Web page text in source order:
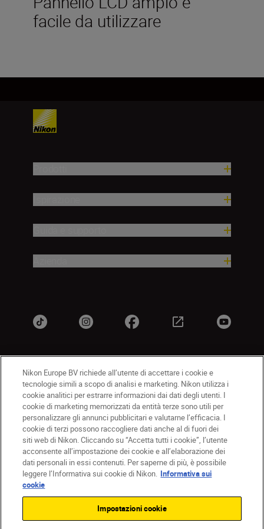
facile da utilizzare
IT Nikon Sites
Contattateci
Informativa sulla privacy
Termini di utilizzo
Informativa sui cookie
Impostazioni dei cookie
© 2026 Nikon
Back to top
Nikon Europe BV richiede all’utente di accettare i cookie e
tecnologie simili a scopo di analisi e marketing. Nikon utilizza i
cookie analitici per estrarre informazioni dai dati degli utenti. I
cookie di marketing memorizzati da entità terze sono utili per
personalizzare gli annunci pubblicitari e valutarne l’efficacia. I
cookie di terzi possono raccogliere dati anche al di fuori dei
siti web di Nikon. Cliccando su “Accetta tutti i cookie”, l’utente
acconsente all’impostazione dei cookie e all’elaborazione dei
dati personali in essi contenuti. Per saperne di più, è possibile
leggere l’Informativa sui cookie di Nikon. Informativa sui
cookie
Impostazioni cookie